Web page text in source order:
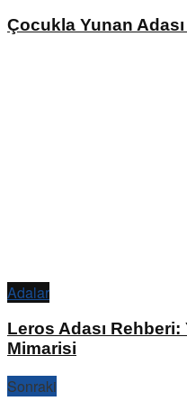
Çocukla Yunan
Adalar
Leros Adası
Mimarisi
Sonraki